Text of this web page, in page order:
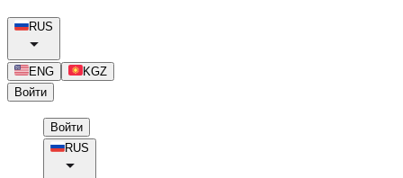
RUS
ENG
KGZ
Войти
Войти
RUS